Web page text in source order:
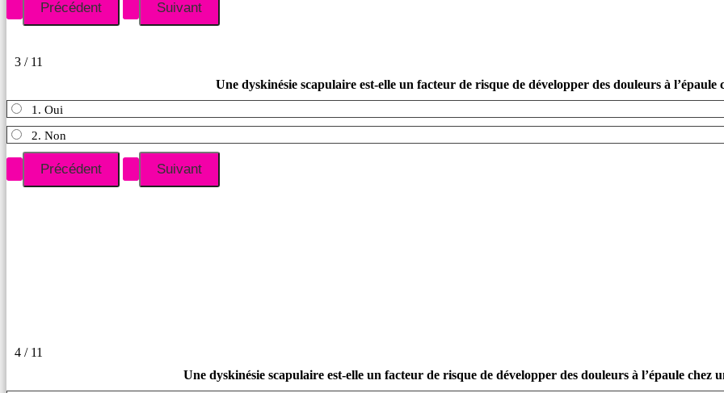
3 / 11
Une dyskinésie scapulaire est-elle un facteur de risque de développer des douleurs à l’épaule
1. Oui
2. Non
4 / 11
Une dyskinésie scapulaire est-elle un facteur de risque de développer des douleurs à l’épaule chez